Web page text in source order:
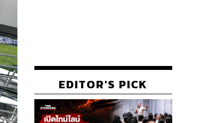
EDITOR'S PICK